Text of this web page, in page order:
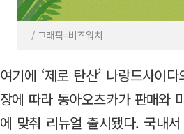
/ 그래픽=비즈워치
여기에 ‘제로 탄산’ 나랑드사이
장에 따라 동아오츠카가 판매와
에 맞춰 리뉴얼 출시됐다. 국내